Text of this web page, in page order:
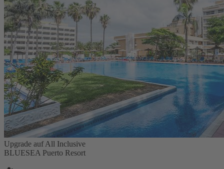
Upgrade auf All Inclusive
BLUESEA Puerto Resort